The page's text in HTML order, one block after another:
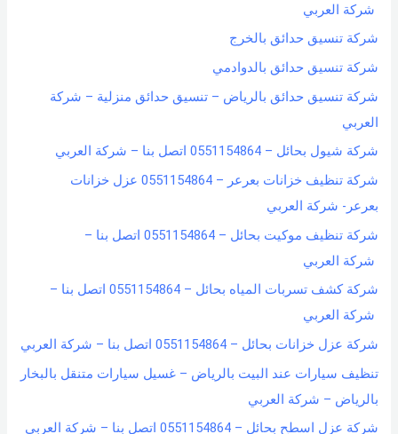
شركة العربي
شركة تنسيق حدائق بالخرج
شركة تنسيق حدائق بالدوادمي
شركة تنسيق حدائق بالرياض – تنسيق حدائق منزلية – شركة
العربي
شركة شيول بحائل – 0551154864 اتصل بنا – شركة العربي
شركة تنظيف خزانات بعرعر – 0551154864 عزل خزانات
بعرعر- شركة العربي
شركة تنظيف موكيت بحائل – 0551154864 اتصل بنا –
شركة العربي
شركة كشف تسربات المياه بحائل – 0551154864 اتصل بنا –
شركة العربي
شركة عزل خزانات بحائل – 0551154864 اتصل بنا – شركة العربي
تنظيف سيارات عند البيت بالرياض – غسيل سيارات متنقل بالبخار
بالرياض – شركة العربي
شركة عزل اسطح بحائل – 0551154864 اتصل بنا – شركة العربي